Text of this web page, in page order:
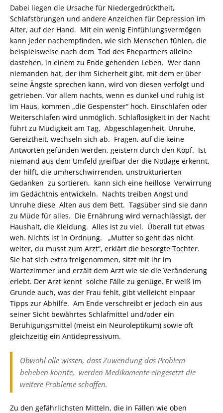
Dabei liegen die Ursache für Niedergedrücktheit,
Schlafstörungen und andere Anzeichen für Depression im
Alter, auf der Hand. Mit ein wenig Einfühlungsvermögen
kann jeder nachempfinden, wie sich Menschen fühlen, die
beispielsweise nach dem Tod des Ehepartners alleine
dastehen, in einem zu Ende gehenden Leben. Wer dann
niemanden hat, der ihm Sicherheit gibt, mit dem er über
seine Ängste sprechen kann, wird von diesen verfolgt und
getrieben. Vor allem nachts, wenn es dunkel und ruhig ist
im Haus, kommen „die Gespenster“ hoch. Einschlafen oder
Weiterschlafen wird unmöglich. Schlaflosigkeit in der Nacht
führt zu Müdigkeit am Tag. Abgeschlagenheit, Unruhe,
Gereiztheit, wechseln sich ab. Fragen, auf die keine
Antworten gefunden werden, geistern durch den Kopf. Ist
niemand aus dem Umfeld greifbar der die Notlage erkennt,
der hilft, die umherschwirrenden, unstrukturierten
Gedanken zu sortieren, kann sich eine heillose Verwirrung
im Gedächtnis entwickeln. Nachts treiben Angst und
Unruhe diese Alten aus dem Bett. Tagsüber sind sie dann
zu Müde für alles. Die Ernährung wird vernachlässigt, der
Haushalt, die Kleidung. Alles ist zu viel. Überall tut etwas
weh. Nichts ist in Ordnung. „Mutter so geht das nicht
weiter, du musst zum Arzt“, erklärt die besorgte Tochter.
Sie hat sich extra freigenommen, sitzt mit ihr im
Wartezimmer und erzält dem Arzt wie sie die Veränderung
erlebt. Der Arzt kennt solche Fälle zu genüge. Er weiß im
Grunde auch, was der Frau fehlt, gibt vielleicht einpaar
Tipps zur Abhilfe. Am Ende verschreibt er jedoch ein aus
seiner Sicht bewährtes Schlafmittel und/oder ein
Beruhigungsmittel (meist ein Neuroleptikum) sowie oft
gleichzeitig ein Antidepressivum.
Obwohl alle wissen, dass Zuwendung das Problem
beheben könnte, werden Medikamente eingesetzt die
weitere Probleme schaffen.
Zu den gefährlichsten Mitteln, die in Fällen wie oben